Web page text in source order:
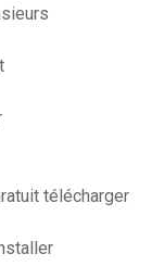
télécharger